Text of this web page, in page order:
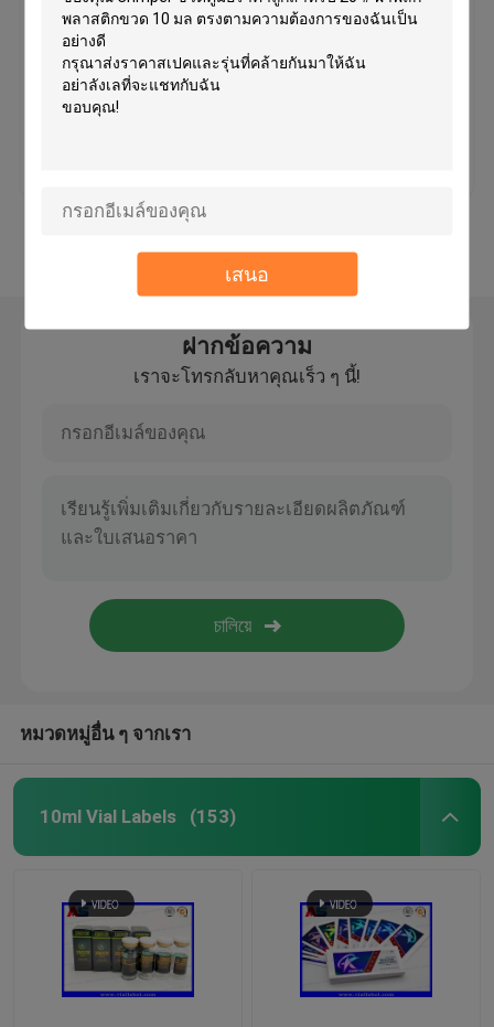
เสนอ
ฉลากเครื่องสำอางที่กำหนดเอง
หลอดแก้วเภสัชกรรม
Manual Vial Crimper
การพิมพ์แผ่นพับที่กำหนดเอง
เครื่องปิดผนึกขวดยา
ราคา：สามารถต่อรองได้
ดูเพิ่มเติม
ฝากข้อความ
เราจะโทรกลับหาคุณเร็ว ๆ นี้!
หมวดหมู่อื่น ๆ จากเรา
10ml Vial Labels (153)